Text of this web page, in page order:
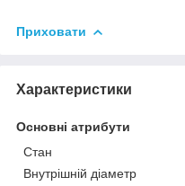
Приховати
Характеристики
Основні атрибути
Стан
Внутрішній діаметр